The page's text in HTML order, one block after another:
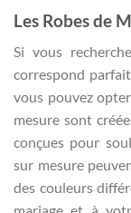
Les Robes de
Si vous
correspond
vous pouvez
mesure sont
conçues pour
sur mesure
des couleurs